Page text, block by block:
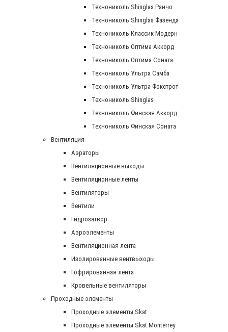
Технониколь Shinglas Ранчо
Технониколь Shinglas Фазенда
Технониколь Классик Модерн
Технониколь Оптима Аккорд
Технониколь Оптима Соната
Технониколь Ультра Самба
Технониколь Ультра Фокстрот
Технониколь Shinglas
Технониколь Финская Аккорд
Технониколь Финская Соната
Вентиляция
Аэраторы
Вентиляционные выходы
Вентиляционные ленты
Вентиляторы
Вентили
Гидрозатвор
Аэроэлементы
Вентиляционная лента
Изолированные вентвыходы
Гофрированная лента
Кровельные вентиляторы
Проходные элементы
Проходные элементы Skat
Проходные элементы Skat Monterrey